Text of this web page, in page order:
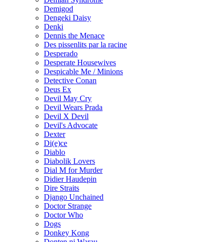
Demigod
Dengeki Daisy
Denki
Dennis the Menace
Des pissenlits par la racine
Desperado
Desperate Housewives
Despicable Me / Minions
Detective Conan
Deus Ex
Devil May Cry
Devil Wears Prada
Devil X Devil
Devil's Advocate
Dexter
Di(e)ce
Diablo
Diabolik Lovers
Dial M for Murder
Didier Haudepin
Dire Straits
Django Unchained
Doctor Strange
Doctor Who
Dogs
Donkey Kong